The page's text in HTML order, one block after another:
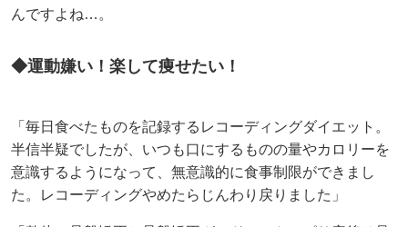
んですよね…。
◆運動嫌い！楽して痩せたい！
「毎日食べたものを記録するレコーディングダイエット。
半信半疑でしたが、いつも口にするものの量やカロリーを
意識するようになって、無意識的に食事制限ができまし
た。レコーディングやめたらじんわり戻りました」